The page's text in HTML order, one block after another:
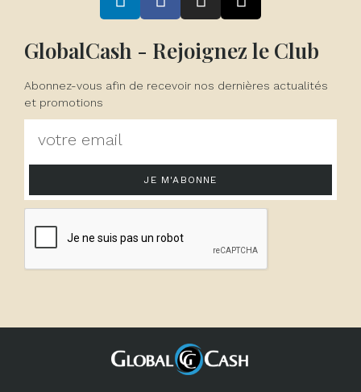
GlobalCash - Rejoignez le Club
Abonnez-vous afin de recevoir nos dernières actualités
et promotions
JE M'ABONNE